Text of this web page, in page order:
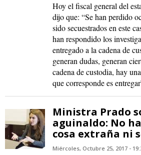
Hoy el fiscal general del
dijo que: “Se han perdido
sido secuestrados en este
han respondido los
entregado a la cadena de
generan dudas, generan
cadena de custodia, hay
que corresponde es
Ministra Prado
aguinaldo: No
cosa extraña ni
Miércoles, Octubre 25, 2017 -